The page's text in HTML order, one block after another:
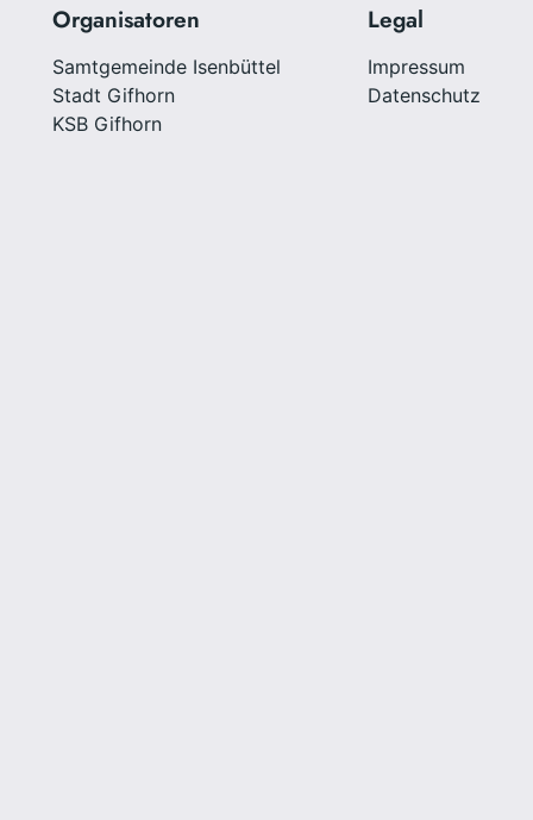
Organisatoren
Samtgemeinde Isenbüttel
Stadt Gifhorn
KSB Gifhorn
Legal
Impressum
Datenschutz